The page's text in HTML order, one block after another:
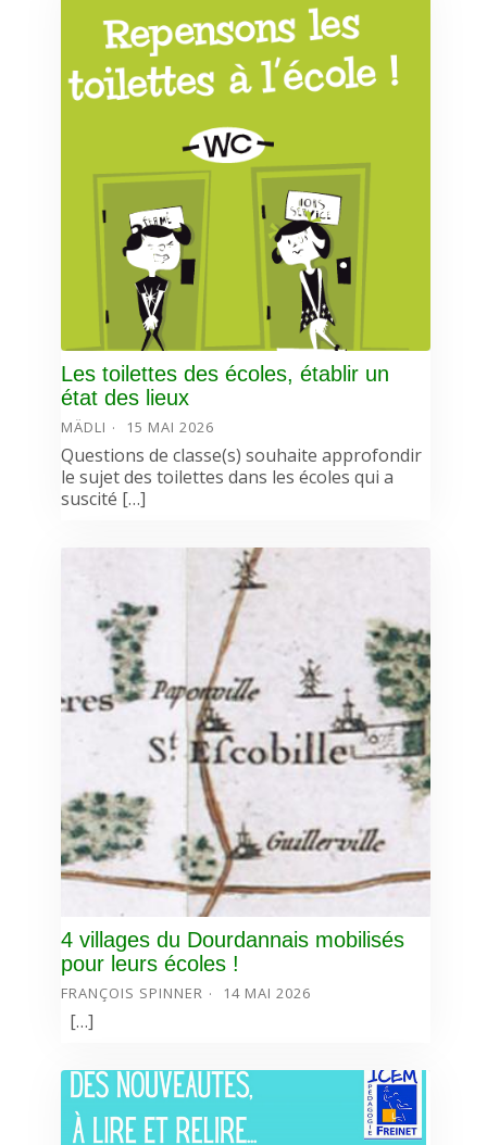
Les toilettes des écoles, établir un
état des lieux
MÄDLI 15 MAI 2026
Questions de classe(s) souhaite approfondir
le sujet des toilettes dans les écoles qui a
suscité […]
4 villages du Dourdannais mobilisés
pour leurs écoles !
FRANÇOIS SPINNER 14 MAI 2026
[…]